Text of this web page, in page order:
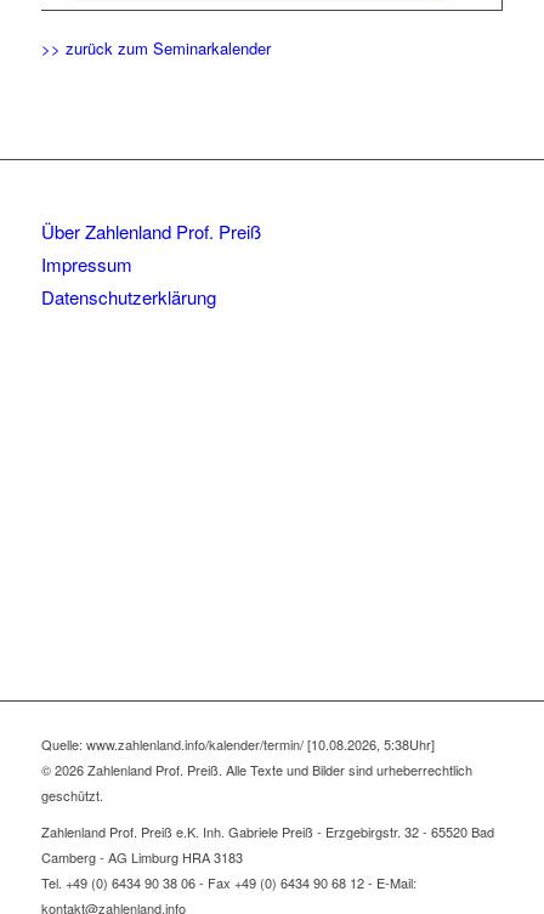
>> zurück zum Seminarkalender
Über Zahlenland Prof. Preiß
Impressum
Datenschutzerklärung
Quelle: www.zahlenland.info/kalender/termin/ [10.08.2026, 5:38Uhr]
© 2026 Zahlenland Prof. Preiß. Alle Texte und Bilder sind urheberrechtlich
geschützt.
Zahlenland Prof. Preiß e.K. Inh. Gabriele Preiß - Erzgebirgstr. 32 - 65520 Bad
Camberg - AG Limburg HRA 3183
Tel. +49 (0) 6434 90 38 06 - Fax +49 (0) 6434 90 68 12 - E-Mail:
kontakt@zahlenland.info